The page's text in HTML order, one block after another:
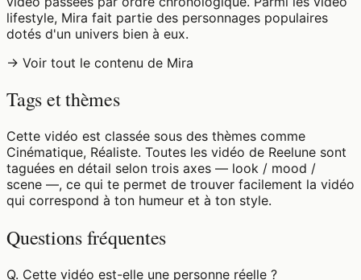
lifestyle, Mira fait partie des personnages populaires
dotés d'un univers bien à eux.
→ Voir tout le contenu de Mira
Tags et thèmes
Cette vidéo est classée sous des thèmes comme
Cinématique, Réaliste. Toutes les vidéo de Reelune sont
taguées en détail selon trois axes — look / mood /
scene —, ce qui te permet de trouver facilement la vidéo
qui correspond à ton humeur et à ton style.
Questions fréquentes
Q. Cette vidéo est-elle une personne réelle ?